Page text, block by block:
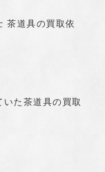
茶道具の買取依
た茶道具の買取